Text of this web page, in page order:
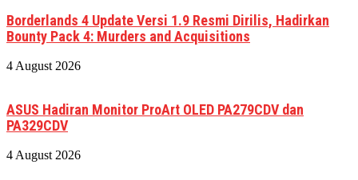
Borderlands 4 Update Versi 1.9 Resmi Dirilis, Hadirkan
Bounty Pack 4: Murders and Acquisitions
4 August 2026
ASUS Hadiran Monitor ProArt OLED PA279CDV dan
PA329CDV
4 August 2026